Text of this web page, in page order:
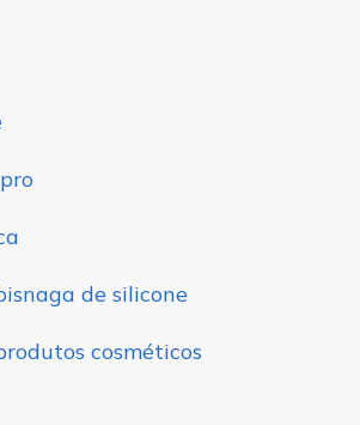
de silicone
cosméticos